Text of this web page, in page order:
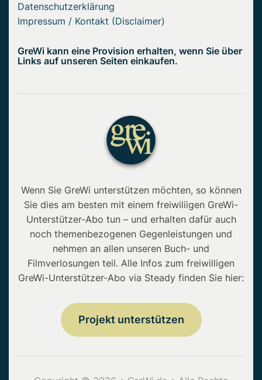
Datenschutzerklärung
Impressum / Kontakt (Disclaimer)
GreWi kann eine Provision erhalten, wenn Sie über
Links auf unseren Seiten einkaufen.
Wenn Sie GreWi unterstützen möchten, so können
Sie dies am besten mit einem freiwiliigen GreWi-
Unterstützer-Abo tun – und erhalten dafür auch
noch themenbezogenen Gegenleistungen und
nehmen an allen unseren Buch- und
Filmverlosungen teil. Alle Infos zum freiwilligen
GreWi-Unterstützer-Abo via Steady finden Sie hier:
Projekt unterstützen